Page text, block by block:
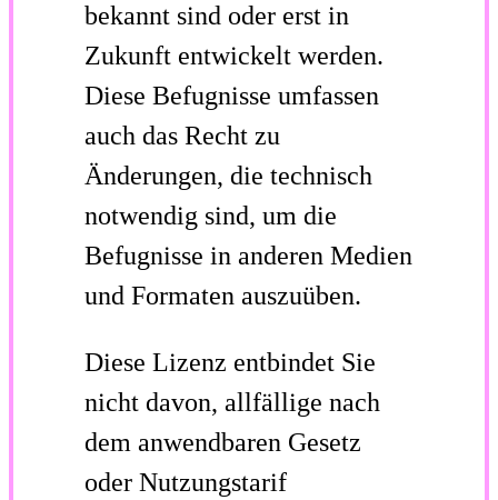
bekannt sind oder erst in
Zukunft entwickelt werden.
Diese Befugnisse umfassen
auch das Recht zu
Änderungen, die technisch
notwendig sind, um die
Befugnisse in anderen Medien
und Formaten auszuüben.
Diese Lizenz entbindet Sie
nicht davon, allfällige nach
dem anwendbaren Gesetz
oder Nutzungstarif